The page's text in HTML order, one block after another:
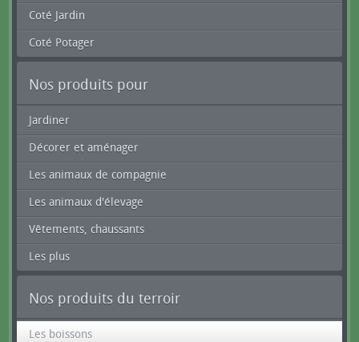
Coté Jardin
Coté Potager
Nos produits pour
Jardiner
Décorer et aménager
Les animaux de compagnie
Les animaux d'élevage
Vêtements, chaussants
Les plus
Nos produits du terroir
Les boissons